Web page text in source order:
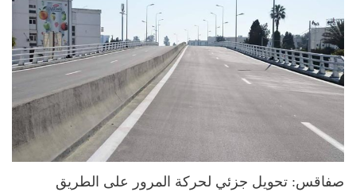
صفاقس: تحويل جزئي لحركة المرور على الطريق